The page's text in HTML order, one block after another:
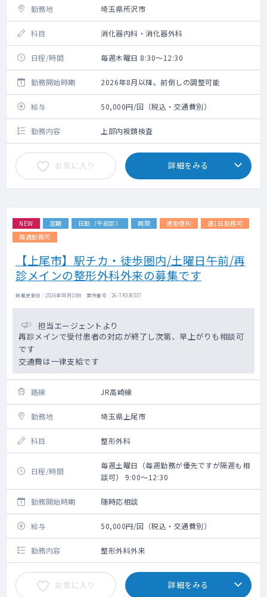
勤務地 埼玉県所沢市
科目 消化器内科・消化器外科
日程/時間 毎週木曜日 8:30～12:30
勤務開始時期 2026年8月以降。前倒しの調整可能
給与 50,000円/回（税込・交通費別）
勤務内容 上部内視鏡検査
お気に入り 詳細をみる
NEW 定期 日勤（午前診） 病院 通勤便利
週1日勤務可
隔週勤務可
【上尾市】駅チカ・徒歩圏内/土曜日午前/再
診メインの整形外科外来の募集です
掲載更新日 : 2026年08月10日 案件番号 : 26-TR336537
担当エージェントより
再診メインで受付患者の対応が終了し次第、早上がりも相談可
です
交通費は一律支給です
路線 JR高崎線
勤務地 埼玉県上尾市
科目 整形外科
日程/時間
毎週土曜日（毎週勤務が優先ですが隔週も相
談可） 9:00～12:30
勤務開始時期 随時応相談
給与 50,000円/回（税込・交通費別）
勤務内容 整形外科外来
お気に入り 詳細をみる